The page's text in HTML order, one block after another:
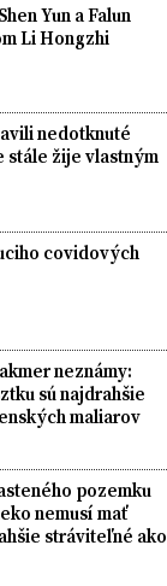
Yun a Falun
Li Hongzhi
nedotknuté
stále žije vlastným
covidových
neznámy:
sú najdrahšie
maliarov
pozemku
nemusí mať
stráviteľné ako